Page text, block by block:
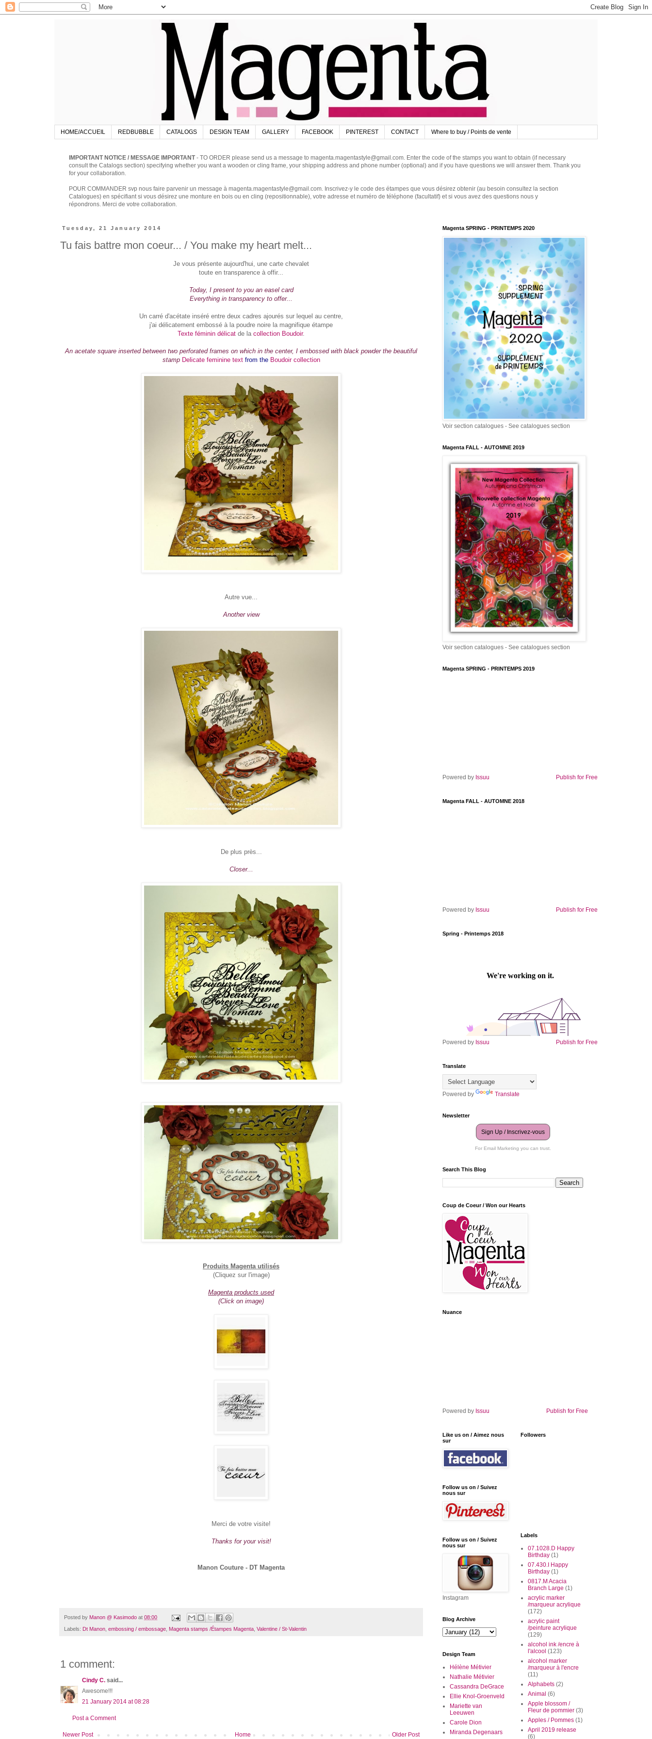
HOME/ACCUEIL REDBUBBLE CATALOGS DESIGN TEAM GALLERY FACEBOOK PINTEREST CONTACT Where to buy / Points de vente
IMPORTANT NOTICE / MESSAGE IMPORTANT- TO ORDER please send us a message to magenta.magentastyle@gmail.com. Enter the code of the stamps you want to obtain (if necessary
consult the Catalogs section) specifying whether you want a wooden or cling frame, your shipping address and phone number (optional) and if you have questions we will answer them. Thank you
for your collaboration.
POUR COMMANDER svp nous faire parvenir un message à magenta.magentastyle@gmail.com. Inscrivez-y le code des étampes que vous désirez obtenir (au besoin consultez la section
Catalogues) en spécifiant si vous désirez une monture en bois ou en cling (repositionnable), votre adresse et numéro de téléphone (facultatif) et si vous avez des questions nous y
répondrons. Merci de votre collaboration.
Tuesday, 21 January 2014
Tu fais battre mon coeur... / You make my heart melt...
Je vous présente aujourd'hui, une carte chevalet
toute en transparence à offir...
Today, I present to you an easel card
Everything in transparency to offer...
Un carré d'acétate inséré entre deux cadres ajourés sur lequel au centre,
j'ai délicatement embossé à la poudre noire la magnifique étampe
Texte féminin délicat de la collection Boudoir.
An acetate square inserted between two perforated frames on which in the center, I embossed with black powder the beautiful
stamp Delicate feminine textfrom the Boudoir collection
Autre vue...
Another view
De plus près...
Closer...
Produits Magenta utilisés
(Cliquez sur l'image)
Magenta products used
(Click on image)
Merci de votre visite!
Thanks for your visit!
Manon Couture - DT Magenta
Posted by Manon @ Kasimodo at 08:00
Labels: Dt Manon, embossing / embossage, Magenta stamps /Étampes Magenta, Valentine / St-Valentin
1 comment:
Cindy C. said...
Awesome!!!
21 January 2014 at 08:28
Post a Comment
Newer Post Older Post
Home
Magenta SPRING - PRINTEMPS 2020
Voir section catalogues - See catalogues section
Magenta FALL - AUTOMNE 2019
Voir section catalogues - See catalogues section
Magenta SPRING - PRINTEMPS 2019
Powered by Issuu Publish for Free
Magenta FALL - AUTOMNE 2018
Powered by Issuu Publish for Free
Spring - Printemps 2018
Powered by Issuu Publish for Free
Translate
Powered by Translate
Newsletter
Sign Up / Inscrivez-vous
For Email Marketing you can trust.
Search This Blog
Coup de Coeur / Won our Hearts
Nuance
Powered by Issuu Publish for Free
Like us on / Aimez nous
sur
Follow us on / Suivez
nous sur
Follow us on / Suivez
nous sur
Instagram
Blog Archive
Design Team
Hélène Métivier
Nathalie Métivier
Cassandra DeGrace
Ellie Knol-Groenveld
Mariette van
Leeuwen
Carole Dion
Miranda Degenaars
Followers
Labels
07.1028.D Happy
Birthday (1)
07.430.I Happy
Birthday (1)
0817.M Acacia
Branch Large (1)
acrylic marker
/marqueur acrylique
(172)
acrylic paint
/peinture acrylique
(129)
alcohol ink /encre à
l'alcool (123)
alcohol marker
/marqueur à l'encre
(11)
Alphabets (2)
Animal (6)
Apple blossom /
Fleur de pommier (3)
Apples / Pommes (1)
April 2019 release
(6)